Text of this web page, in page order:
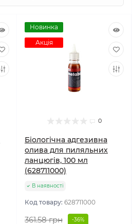
Новинка
Акція
0
Біологічна адгезивна
олива для пиляльних
ланцюгів, 100 мл
(628711000)
В наявності
Код товару: 628711000
361.58 грн -36%